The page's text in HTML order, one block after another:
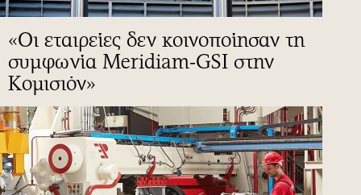
«Οι εταιρείες δεν κοινοποίησαν τη
συμφωνία Meridiam-GSI στην
Κομισιόν»